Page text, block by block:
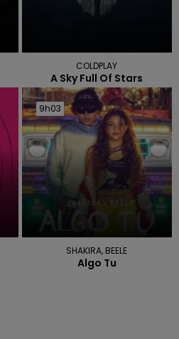
COLDPLAY
A Sky Full Of Stars
9h03
9h03
SHAKIRA, BEELE
Algo Tu